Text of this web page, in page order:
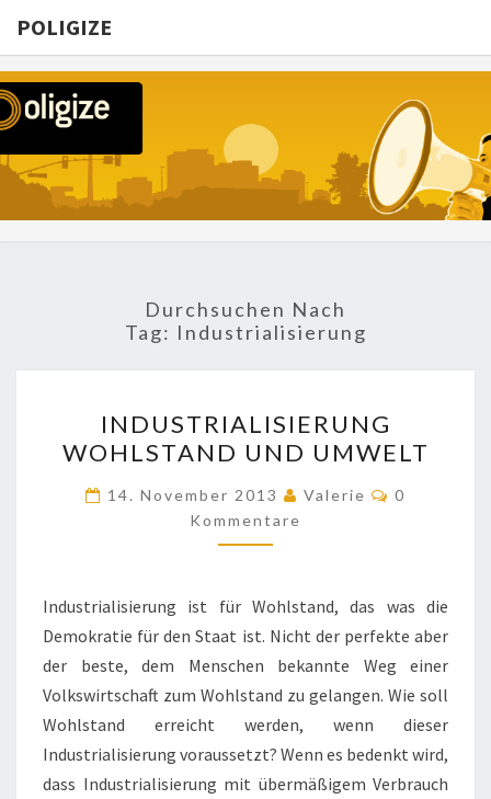
POLIGIZE
POLIGIZE
About
Economy,
Politics,
Durchsuchen Nach
Tag: Industrialisierung
WOHLSTAND
UND
UMWELT
INDUSTRIALISIERUNG
WOHLSTAND UND UMWELT
14. November 2013 Valerie
0
Kommentare
Industrialisierung ist für Wohlstand, das was die
Demokratie für den Staat ist. Nicht der perfekte aber
der beste, dem Menschen bekannte Weg einer
Volkswirtschaft zum Wohlstand zu gelangen. Wie soll
Wohlstand erreicht werden, wenn dieser
Industrialisierung voraussetzt? Wenn es bedenkt wird,
dass Industrialisierung mit übermäßigem Verbrauch